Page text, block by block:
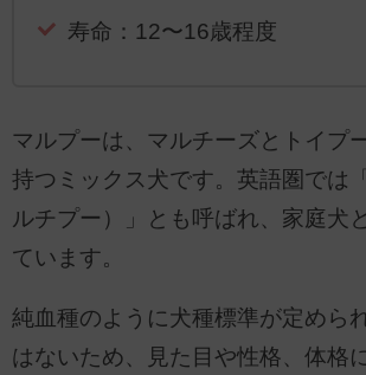
寿命：12〜16歳程度
マルプーは、マルチーズとトイプ
持つミックス犬です。英語圏では
ルチプー）」とも呼ばれ、家庭犬
ています。
純血種のように犬種標準が定めら
はないため、見た目や性格、体格